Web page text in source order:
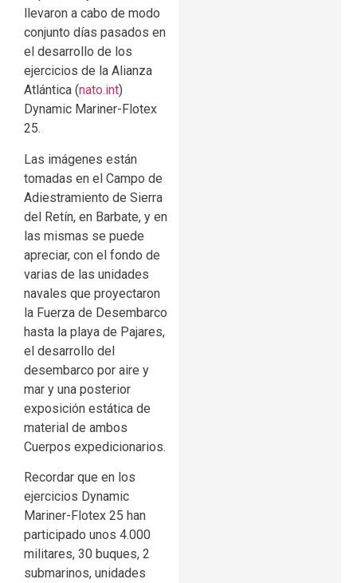
llevaron a cabo de modo
conjunto días pasados en
el desarrollo de los
ejercicios de la Alianza
Atlántica (nato.int)
Dynamic Mariner-Flotex
25.
Las imágenes están
tomadas en el Campo de
Adiestramiento de Sierra
del Retín, en Barbate, y en
las mismas se puede
apreciar, con el fondo de
varias de las unidades
navales que proyectaron
la Fuerza de Desembarco
hasta la playa de Pajares,
el desarrollo del
desembarco por aire y
mar y una posterior
exposición estática de
material de ambos
Cuerpos expedicionarios.
Recordar que en los
ejercicios Dynamic
Mariner-Flotex 25 han
participado unos 4.000
militares, 30 buques, 2
submarinos, unidades